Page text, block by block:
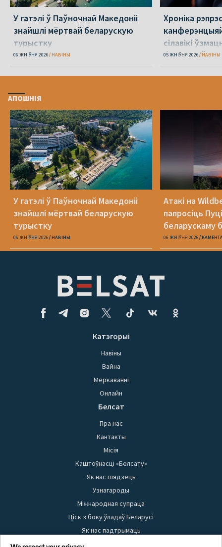
У гатэлі ў Паўночнай Македоніі
знайшлі мёртвай беларускую
турыстку
06 ЖНІЎНЯ 2026 НАВІНЫ
Хроніка
сілавікі
беларусаў
05 ЖНІЎНЯ 2026 НАВІНЫ
АПОШНІЯ
У гатэлі ў Паўночнай Македоніі
знайшлі мёртвай беларускую
турыстку
06 ЖНІЎНЯ 2026 НАВІНЫ
Атакі на
папросіць
беларускаму
06 ЖНІЎНЯ 2026
Катэгорыі
Навіны
Вайна
Меркаванні
Онлайн
Белсат
Пра нас
Кантакты
Місія
Каштоўнасці «Белсату»
Як нас глядзець
Узнагароды
Міжнародная супраца
Ціск з боку ўладаў Беларусі
Як нас падтрымаць
Правілы выкарыстання матэрыялаў